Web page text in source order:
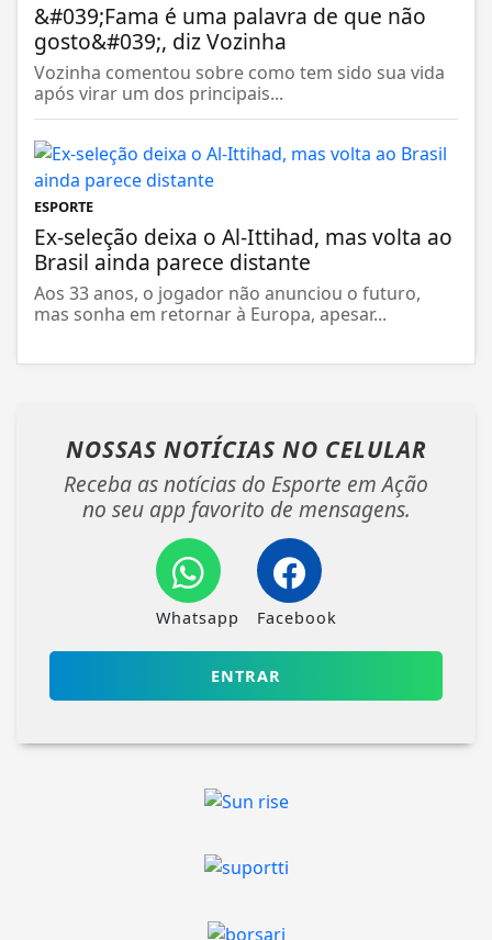
&#039;Fama é uma palavra de que não
gosto&#039;, diz Vozinha
Vozinha comentou sobre como tem sido sua vida
após virar um dos principais...
ESPORTE
Ex-seleção deixa o Al-Ittihad, mas volta ao
Brasil ainda parece distante
Aos 33 anos, o jogador não anunciou o futuro,
mas sonha em retornar à Europa, apesar...
NOSSAS NOTÍCIAS NO CELULAR
Receba as notícias do Esporte em Ação
no seu app favorito de mensagens.
Whatsapp Facebook
ENTRAR